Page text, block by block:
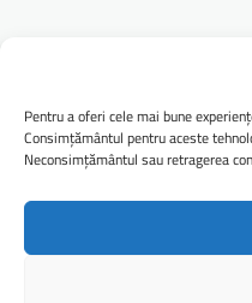
Pentru a oferi cele mai bune
Consimțământul pentru aceste
Neconsimțământul sau retragerea